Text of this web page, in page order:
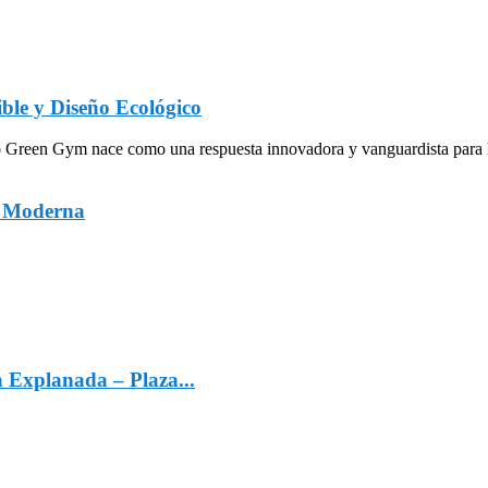
y Diseño Ecológico
Gym nace como una respuesta innovadora y vanguardista
Moderna
– Plaza...